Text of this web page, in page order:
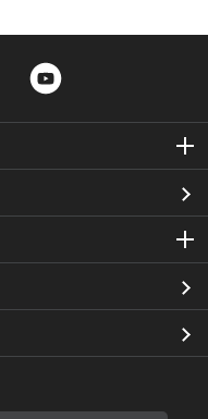
Twitter